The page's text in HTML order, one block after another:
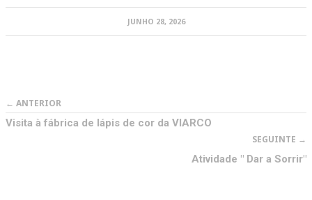
JUNHO 28, 2026
← ANTERIOR
Visita à fábrica de lápis de cor da VIARCO
SEGUINTE →
Atividade " Dar a Sorrir"